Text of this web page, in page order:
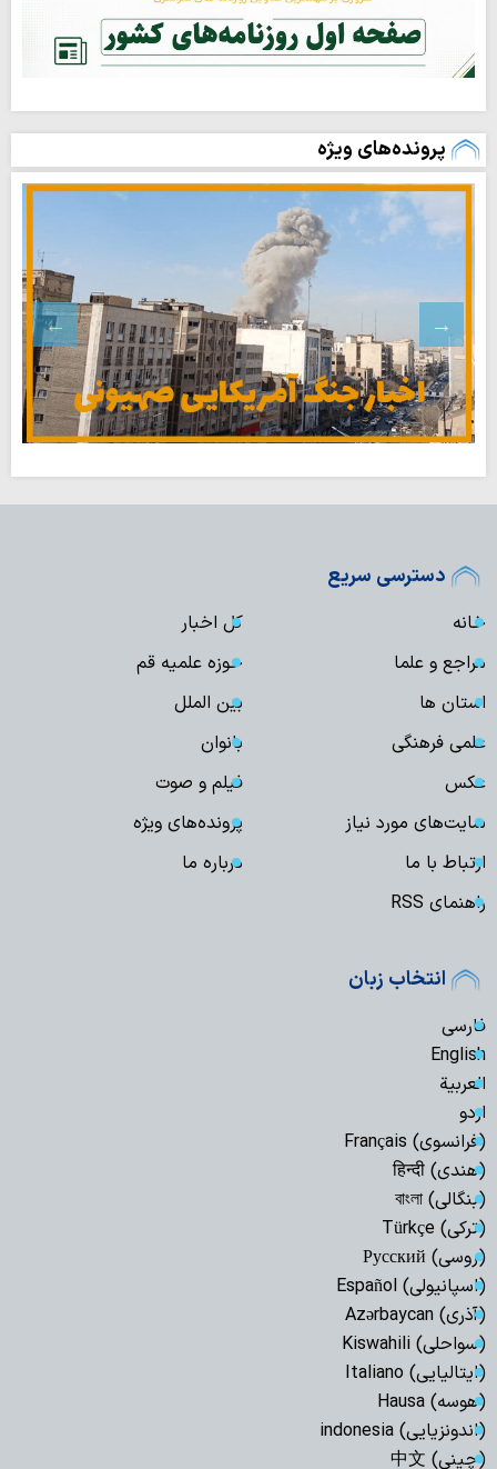
پرونده‌های ویژه
دسترسی سریع
خانه
کل اخبار
مراجع و علما
حوزه علمیه قم
استان ها
بین الملل
علمی فرهنگی
بانوان
عکس
فیلم و صوت
سایت‌های مورد نیاز
پرونده‌های ویژه
ارتباط با ما
درباره ما
راهنمای RSS
انتخاب زبان
فارسی
English
العربیة
اردو
(فرانسوی) Français
(هندی) हिन्दी
(بنگالی) বাংলা
(ترکی) Türkçe
(روسی) Русский
(اسپانیولی) Español
(آذری) Azərbaycan
(سواحلی) Kiswahili
(ایتالیایی) Italiano
(هوسه) Hausa
(اندونزیایی) indonesia
(چینی) 中文